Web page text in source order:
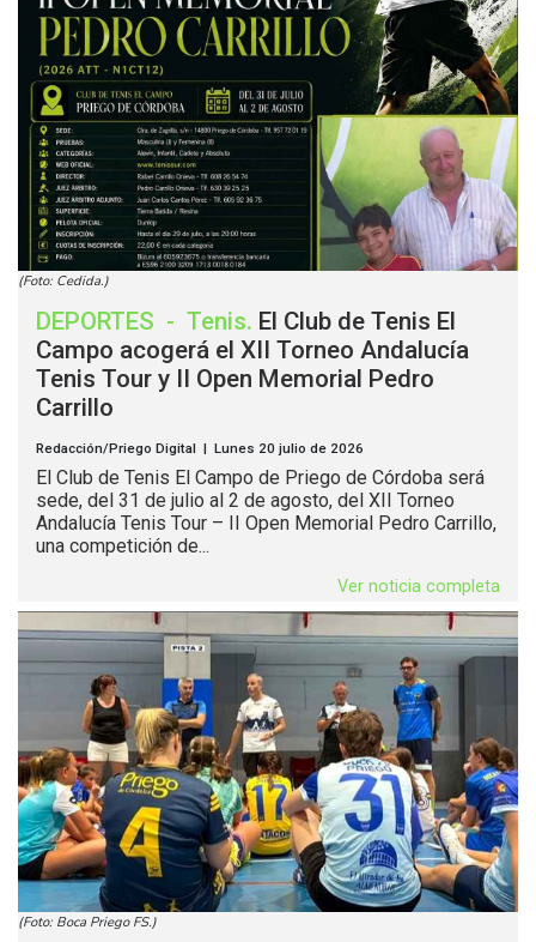
(Foto: Cedida.)
DEPORTES - Tenis. El Club de Tenis El
Campo acogerá el XII Torneo Andalucía
Tenis Tour y II Open Memorial Pedro
Carrillo
Redacción/Priego Digital | Lunes 20 julio de 2026
El Club de Tenis El Campo de Priego de Córdoba será
sede, del 31 de julio al 2 de agosto, del XII Torneo
Andalucía Tenis Tour – II Open Memorial Pedro Carrillo,
una competición de...
Ver noticia completa
(Foto: Boca Priego FS.)